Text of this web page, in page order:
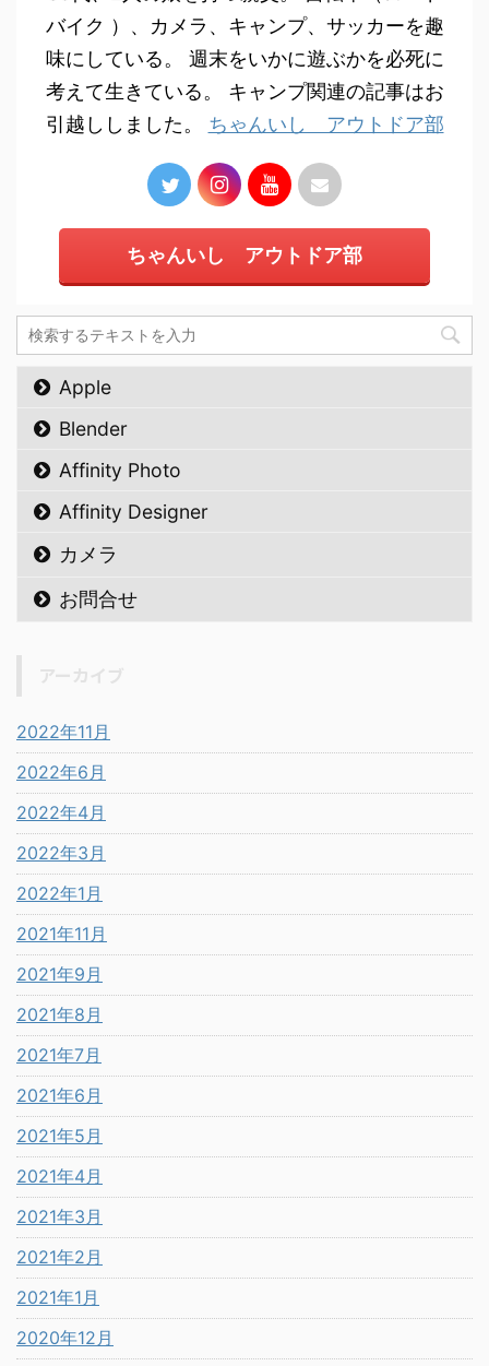
バイク ）、カメラ、キャンプ、サッカーを趣
味にしている。 週末をいかに遊ぶかを必死に
考えて生きている。 キャンプ関連の記事はお
引越ししました。 ちゃんいし アウトドア部
ちゃんいし アウトドア部
Apple
Blender
Affinity Photo
Affinity Designer
カメラ
お問合せ
2022年11月
2022年6月
2022年4月
2022年3月
2022年1月
2021年11月
2021年9月
2021年8月
2021年7月
2021年6月
2021年5月
2021年4月
2021年3月
2021年2月
2021年1月
2020年12月